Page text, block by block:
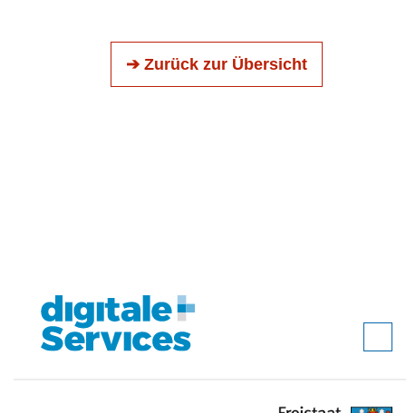
➔ Zurück zur Übersicht